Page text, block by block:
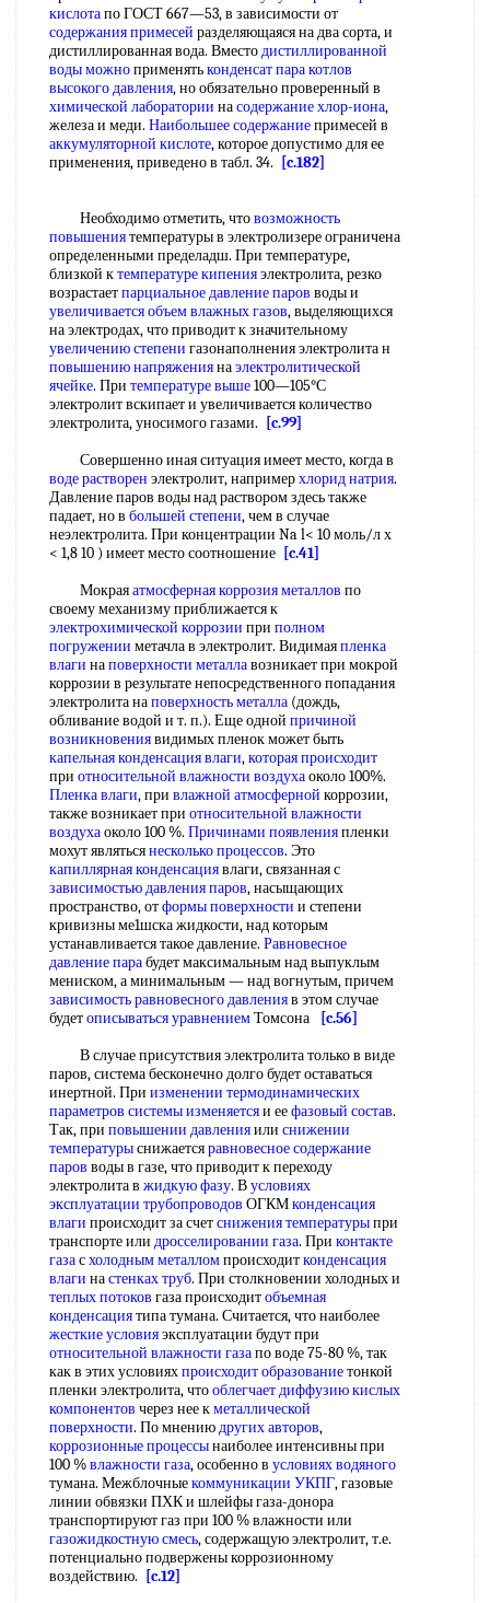
кислотапо ГОСТ 667—53, в зависимости от
содержания примесей разделяющаяся на два сорта, и
дистиллированная вода. Вместодистиллированной
воды можноприменятьконденсат пара котлов
высокого давления, но обязательно проверенный в
химической лаборатории насодержание хлор-иона,
железа и меди. Наибольшее содержаниепримесей в
аккумуляторной кислоте, которое допустимо для ее
применения, приведено в табл. 34.
[c.182]
Необходимо отметить, чтовозможность
повышениятемпературы в электролизере ограничена
определенными пределадш. При температуре,
близкой ктемпературе кипенияэлектролита, резко
возрастаетпарциальное давление паров воды и
увеличивается объемвлажных газов, выделяющихся
на электродах, что приводит к значительному
увеличению степени газонаполнения электролита н
повышению напряжениянаэлектролитической
ячейке. При температуре выше100—105°С
электролит вскипает и увеличивается количество
электролита, уносимого газами.
[c.99]
Совершенно иная ситуация имеет место, когда в
воде растворен электролит, напримерхлорид натрия.
Давление паров воды над раствором здесь также
падает, но в большей степени, чем в случае
неэлектролита. При концентрации Na l< 10 моль/л х
< 1,8 10 ) имеет место соотношение [c.41]
Мокраяатмосферная коррозия металлов по
своему механизму приближается к
электрохимической коррозии при полном
погружении метачла в электролит. Видимаяпленка
влаги наповерхности металлавозникает при мокрой
коррозии в результате непосредственного попадания
электролита наповерхность металла (дождь,
обливание водой и т. п.). Еще одной причиной
возникновениявидимых пленок может быть
капельная конденсация влаги,которая происходит
при относительной влажности воздухаоколо 100%.
Пленка влаги, при влажной атмосферной коррозии,
также возникает при относительной влажности
воздухаоколо 100 %. Причинами появленияпленки
мохут являтьсянесколько процессов. Это
капиллярная конденсациявлаги, связанная с
зависимостью давления паров, насыщающих
пространство, отформы поверхности и степени
кривизны ме1шска жидкости, над которым
устанавливается такое давление. Равновесное
давление парабудет максимальным над выпуклым
мениском, а минимальным — над вогнутым, причем
зависимость равновесного давленияв этом случае
будетописываться уравнениемТомсона
[c.56]
В случае присутствия электролита только в виде
паров, система бесконечно долго будет оставаться
инертной. При изменении термодинамических
параметров системы изменяетсяи еефазовый состав.
Так, при повышении давленияили снижении
температурыснижаетсяравновесное содержание
паров воды в газе, что приводит к переходу
электролита в жидкую фазу. Вусловиях
эксплуатации трубопроводов ОГКМконденсация
влаги происходит за счетснижения температурыпри
транспорте или дросселировании газа. При контакте
газасхолодным металломпроисходитконденсация
влаги настенках труб. При столкновении холодных и
теплых потоков газа происходитобъемная
конденсациятипа тумана. Считается, что наиболее
жесткие условияэксплуатации будут при
относительной влажности газапо воде 75-80 %, так
как в этих условияхпроисходит образованиетонкой
пленки электролита, чтооблегчает диффузиюкислых
компонентов через нее кметаллической
поверхности. По мнениюдругих авторов,
коррозионные процессынаиболее интенсивны при
100 %влажности газа, особенно в условиях водяного
тумана. Межблочныекоммуникации УКПГ, газовые
линии обвязки ПХК и шлейфы газа-донора
транспортируют газ при 100 % влажности или
газожидкостную смесь, содержащую электролит, т.е.
потенциально подвержены коррозионному
воздействию.
[c.12]